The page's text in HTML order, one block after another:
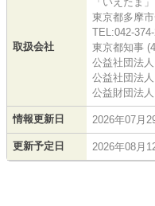
取扱会社
東京都多摩
TEL:042-
東京都知事
公益社団法
公益社団法
公益財団法
情報更新日 2026年07月
更新予定日 2026年08月